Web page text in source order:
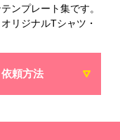
ンプレート集です。
リジナルTシャツ・
依頼方法